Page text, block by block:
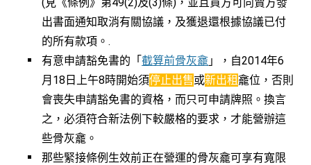
出書面通知取消有關協議，及獲退還根據協議已付
的所有款項。.
有意申請豁免書的「截算前骨灰龕 」，自2014年6
月18日上午8時開始須停止出售或新出租龕位，否則
會喪失申請豁免書的資格，而只可申請牌照。換言
之，必須符合新法例下較嚴格的要求，才能營辦這
些骨灰龕。
那些緊接條例生效前正在營運的骨灰龕可享有寬限